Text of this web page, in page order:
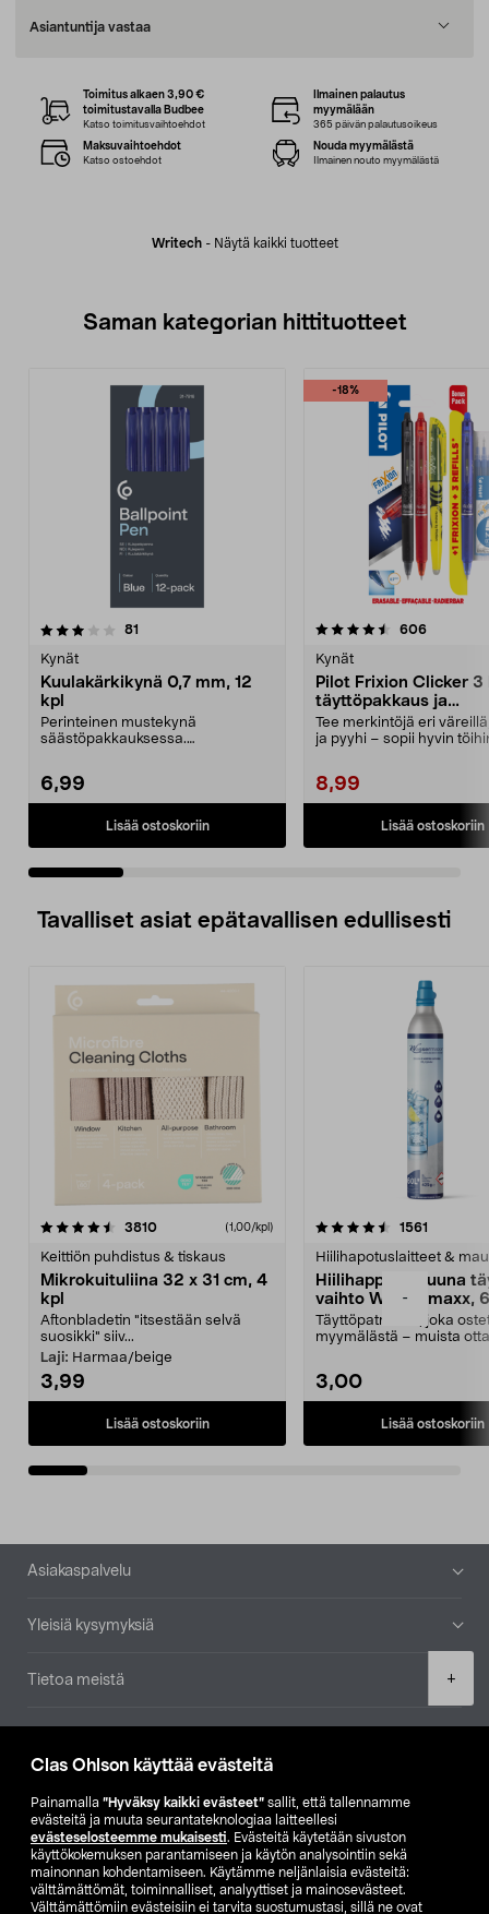
Clas Ohlson käyttää evästeitä
Painamalla ”Hyväksy kaikki evästeet” sallit, että tallennamme
evästeitä ja muuta seurantateknologiaa laitteellesi
evästeselosteemme mukaisesti. Evästeitä käytetään sivuston
käyttökokemuksen parantamiseen ja käytön analysointiin sekä
mainonnan kohdentamiseen. Käytämme neljänlaisia evästeitä:
välttämättömät, toiminnalliset, analyyttiset ja mainosevästeet.
Välttämättömiin evästeisiin ei tarvita suostumustasi, sillä ne ovat
-
+
Asiantuntija vastaa
Writech- Näytä kaikki tuotteet
Toimitus alkaen 3,90 €
toimitustavalla Budbee
Katso toimitusvaihtoehdot
Ilmainen palautus
myymälään
365 päivän palautusoikeus
Maksuvaihtoehdot
Katso ostoehdot
Nouda myymälästä
Ilmainen nouto myymälästä
Saman kategorian hittituotteet
81
Kynät
Kuulakärkikynä 0,7 mm, 12
kpl
Perinteinen mustekynä
säästöpakkauksessa.
6,99
Lisää ostoskoriin
-18%
4.5 viidestä
606arvostelut
Kynät
Pilot Frixion Clicker 3
täyttöpakkaus ja
korostuskynä
Tee merkintöjä eri
ja pyyhi – sopii hyvin
8,99
Lisää ostoskoriin
4.5 viidestä
Tavalliset asiat epätavallisen edullisesti
3810arvostelut (1,00/kpl)
Keittiön puhdistus & tiskaus
Mikrokuituliina 32 x 31 cm, 4
kpl
Aftonbladetin "itsestään selvä
suosikki" siiv...
Laji: Harmaa/beige
3,99
Lisää ostoskoriin
4.5viidestä
1561
Hiilihapotuslaitteet &
Hiilihappopatruuna
vaihto Wassermaxx,
Täyttöpatruuna, joka
myymälästä – muista
3,00
Lisää ostoskoriin
4.5viidestä
Alatunniste
Asiakaspalvelu
Yleisiä kysymyksiä
Tietoa meistä
Etsi myymälä
SE NO FI